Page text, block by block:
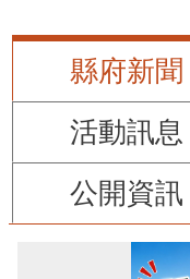
縣府新聞
活動訊息
公開資訊